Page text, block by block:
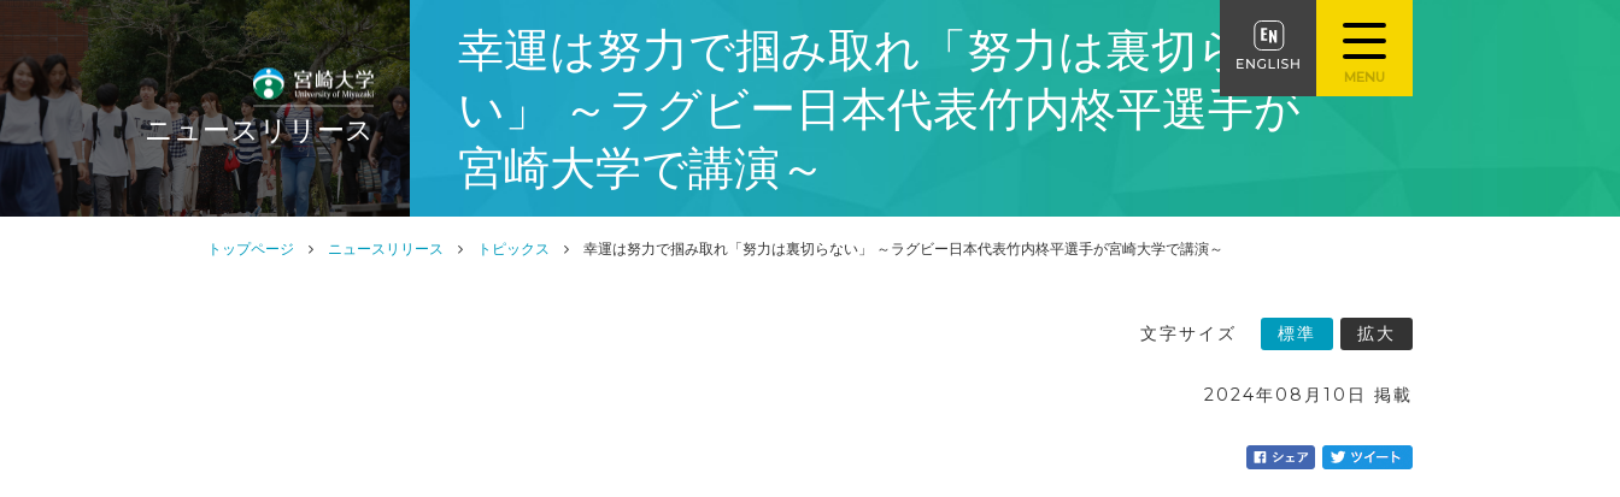
ニュースリリース
幸運は努力で掴み取れ「努力は裏切らな
い」 ～ラグビー日本代表竹内柊平選手が
宮崎大学で講演～
トップページ ニュースリリース トピックス 幸運は努力で掴み取れ「努力は裏切らない」 ～ラグビー日本代表竹内柊平選手が宮崎大学で講演～
2024年08月10日 掲載
文字サイズ 標準 拡大